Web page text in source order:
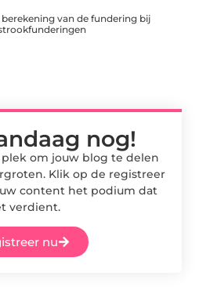
van de fundering bij
nog!
om jouw blog te delen
Klik op de registreer
content het podium dat
verdient.
nu